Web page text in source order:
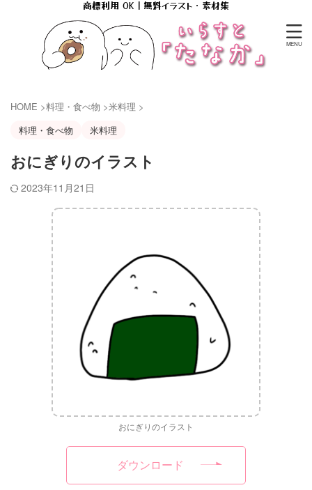
商標利用 OK｜無料イラスト・素材集
HOME >料理・食べ物 >米料理 >
料理・食べ物
米料理
おにぎりのイラスト
2023年11月21日
おにぎりのイラスト
ダウンロード